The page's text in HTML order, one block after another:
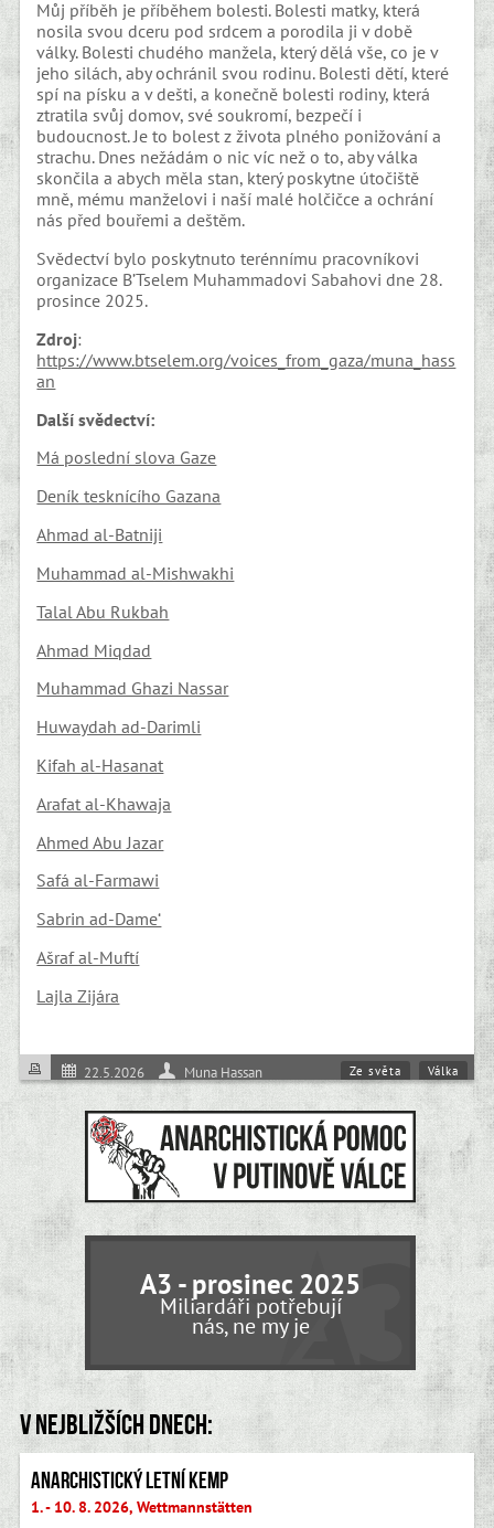
Můj příběh je příběhem bolesti. Bolesti matky, která
nosila svou dceru pod srdcem a porodila ji v době
války. Bolesti chudého manžela, který dělá vše, co je v
jeho silách, aby ochránil svou rodinu. Bolesti dětí, které
spí na písku a v dešti, a konečně bolesti rodiny, která
ztratila svůj domov, své soukromí, bezpečí i
budoucnost. Je to bolest z života plného ponižování a
strachu. Dnes nežádám o nic víc než o to, aby válka
skončila a abych měla stan, který poskytne útočiště
mně, mému manželovi i naší malé holčičce a ochrání
nás před bouřemi a deštěm.
Svědectví bylo poskytnuto terénnímu pracovníkovi
organizace B’Tselem Muhammadovi Sabahovi dne 28.
prosince 2025.
Zdroj:
https://www.btselem.org/voices_from_gaza/muna_hass
an
Další svědectví:
Má poslední slova Gaze
Deník tesknícího Gazana
Ahmad al-Batniji
Muhammad al-Mishwakhi
Talal Abu Rukbah
Ahmad Miqdad
Muhammad Ghazi Nassar
Huwaydah ad-Darimli
Kifah al-Hasanat
Arafat al-Khawaja
Ahmed Abu Jazar
Safá al-Farmawi
Sabrin ad-Dame‘
Ašraf al-Muftí
Lajla Zijára
22.5.2026 Muna Hassan Ze světa Válka
A3 - prosinec 2025
Miliardáři potřebují
nás, ne my je
V nejbližších dnech:
Anarchistický letní kemp
1. - 10. 8. 2026, Wettmannstätten